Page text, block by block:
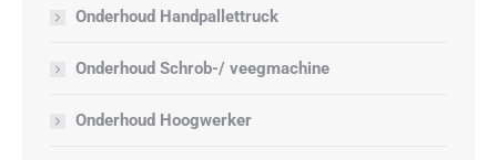
Onderhoud Handpallettruck
Onderhoud Schrob-/ veegmachine
Onderhoud Hoogwerker